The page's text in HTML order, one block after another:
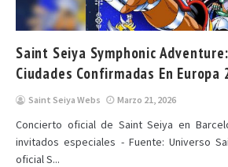
Saint Seiya Symphonic
Ciudades Confirmadas En Europa
Saint Seiya Webs Marzo 21, 2026
Concierto oficial de Saint Seiya en
invitados especiales - Fuente: Universo
oficial S...